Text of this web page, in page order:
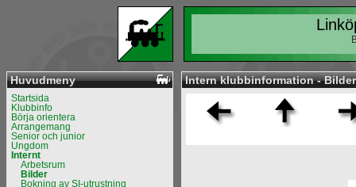
Huvudmeny
Startsida
Klubbinfo
Börja orientera
Arrangemang
Senior och junior
Ungdom
Internt
Arbetsrum
Bilder
Bokning av SI-utrustning
Intern klubbinformation - Bilder